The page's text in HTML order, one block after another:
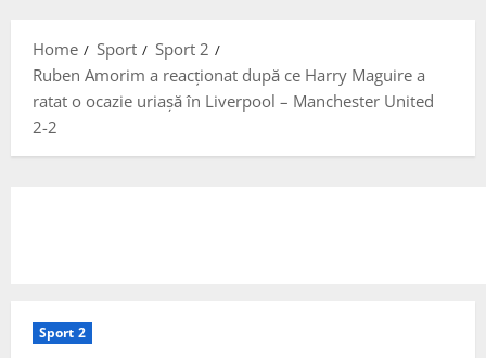
Home Sport
Sport 2
Ruben Amorim a reacționat după ce Harry Maguire a
ratat o ocazie uriașă în Liverpool – Manchester United
2-2
Sport 2